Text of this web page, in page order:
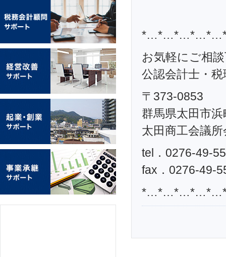
お気軽にご相
公認会計士・
〒373-0853
群馬県太田市
太田商工会議
tel．0276-49-
fax．0276-49-